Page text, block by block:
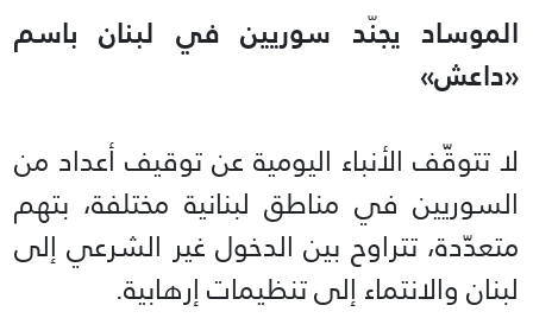
الموساد يجنّد سوريين في لبنان باسم
«داعش»
لا تتوقّف الأنباء اليومية عن توقيف أعداد من
السوريين في مناطق لبنانية مختلفة، بتهم
متعدّدة، تتراوح بين الدخول غير الشرعي إلى
لبنان والانتماء إلى تنظيمات إرهابية.